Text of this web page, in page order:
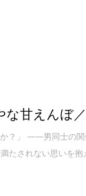
な甘えんぼ
か？」 ――男同士の
たされない思いを